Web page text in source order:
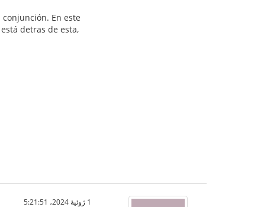
En este
detras de esta,
1 ژوئیهٔ 2024،‏ 5:21:51